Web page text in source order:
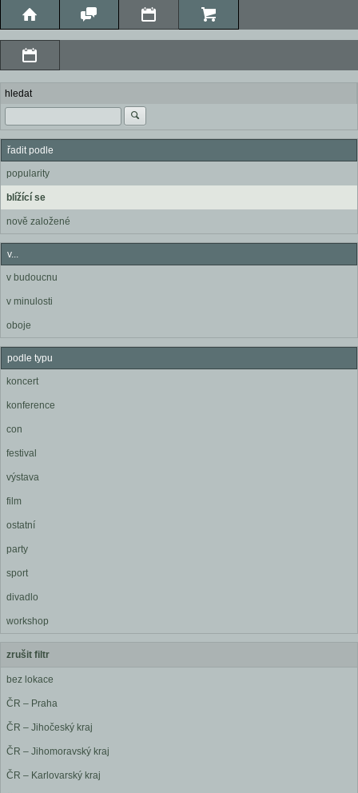
hledat
řadit podle
popularity
blížící se
nově založené
v...
v budoucnu
v minulosti
oboje
podle typu
koncert
konference
con
festival
výstava
film
ostatní
party
sport
divadlo
workshop
zrušit filtr
bez lokace
ČR – Praha
ČR – Jihočeský kraj
ČR – Jihomoravský kraj
ČR – Karlovarský kraj